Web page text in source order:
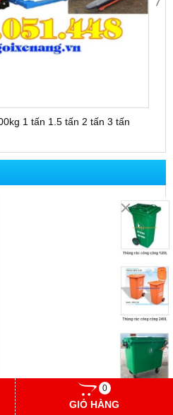
1 tấn 1.5 tấn 2 tấn 3 tấn
0
GIỎ HÀNG